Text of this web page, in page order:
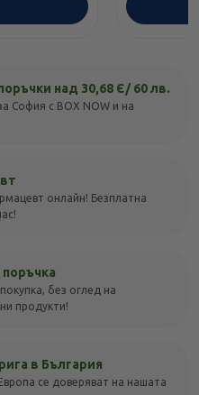
над 30,68 Є/ 60 лв.
София с BOX NOW и на
онлайн! Безплатна
без оглед на
продукти!
в България
се доверяват на нашата